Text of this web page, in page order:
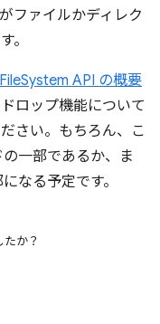
ファイルかディレク
。
FileSystem API の概要
ロップ機能について
さい。もちろん、こ
一部であるか、ま
なる予定です。
か？